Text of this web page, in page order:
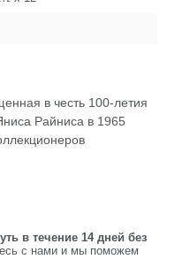
в честь 100-летия
Райниса в 1965
в течение 14 дней без
с нами и мы поможем